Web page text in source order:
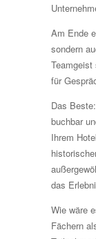
Am Ende
sondern
für
Das
buchbar
Ihrem
das
Wie wäre
Fächern